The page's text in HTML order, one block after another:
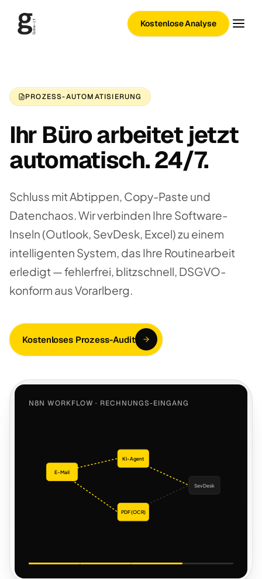
Kostenlose Analyse
PROZESS-AUTOMATISIERUNG
Ihr Büro arbeitet jetzt
automatisch. 24/7.
Schluss mit Abtippen, Copy-Paste und
Datenchaos. Wir verbinden Ihre Software-
Inseln (Outlook, SevDesk, Excel) zu einem
intelligenten System, das Ihre Routinearbeit
erledigt — fehlerfrei, blitzschnell, DSGVO-
konform aus Vorarlberg.
Kostenloses Prozess-Audit
N8N WORKFLOW · RECHNUNGS-EINGANG
E-Mail
KI-Agent
PDF (OCR)
SevDesk